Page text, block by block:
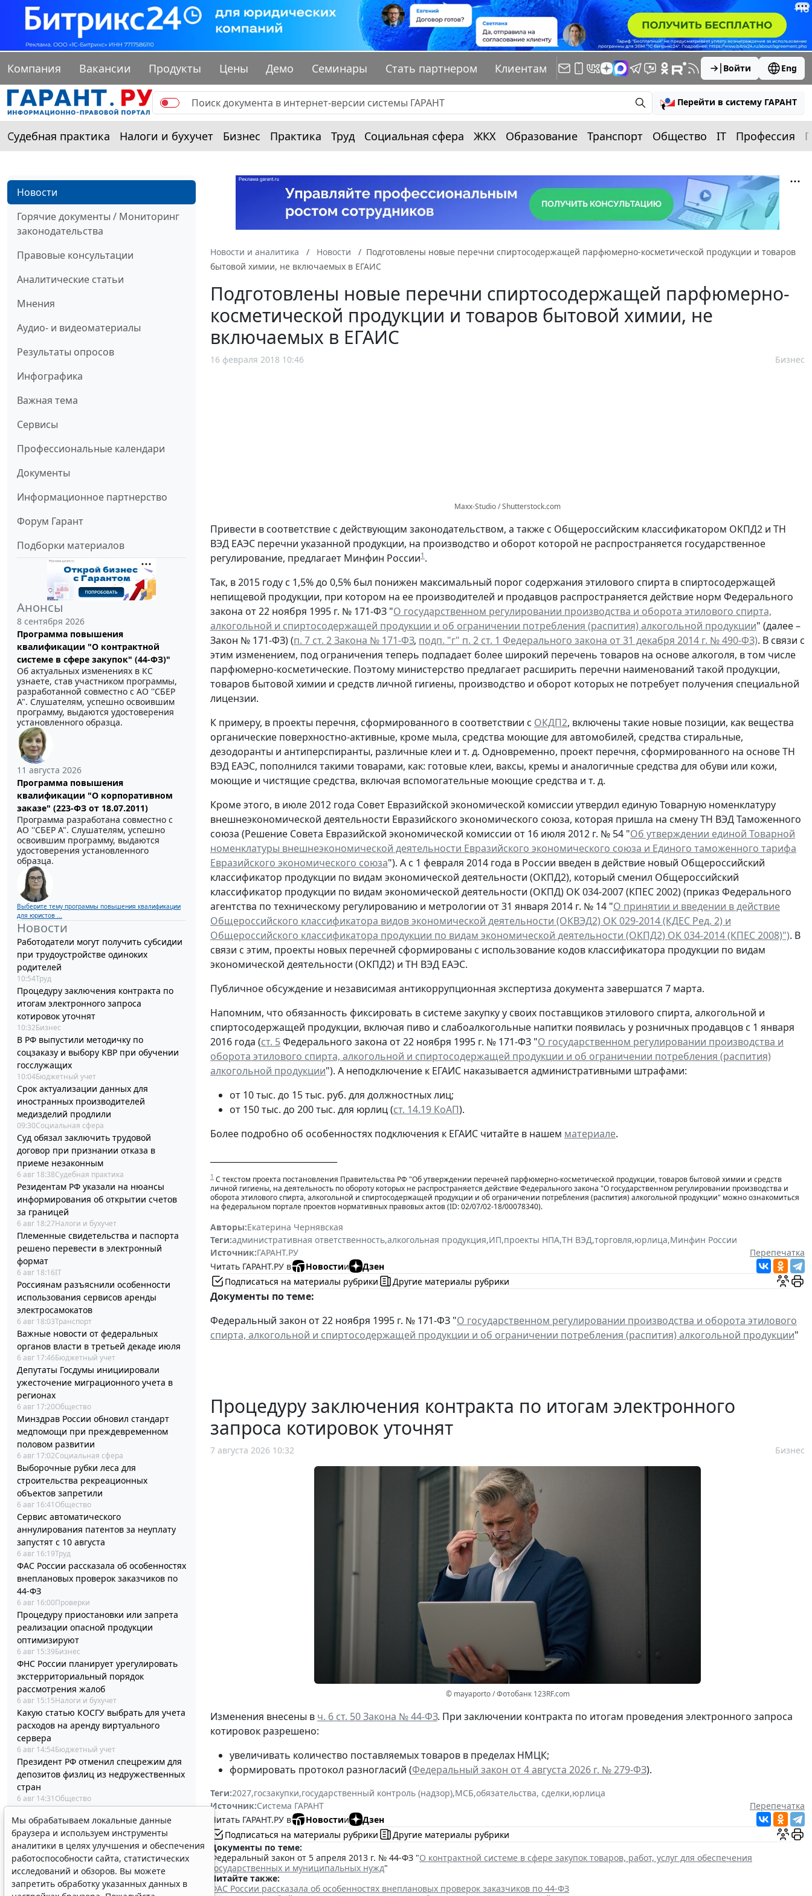
Компания Вакансии Продукты Цены Демо Семинары Стать партнером Клиентам Войти Eng
Перейти в систему ГАРАНТ
Судебная практика Налоги и бухучет Бизнес Практика Труд Социальная сфера ЖКХ Образование Транспорт Общество IT Профессия
Новости
Горячие документы / Мониторинг
законодательства
Правовые консультации
Аналитические статьи
Мнения
Аудио- и видеоматериалы
Результаты опросов
Инфографика
Важная тема
Сервисы
Профессиональные календари
Документы
Информационное партнерство
Форум Гарант
Подборки материалов
Анонсы
8 сентября 2026
Программа повышения
квалификации "О контрактной
системе в сфере закупок" (44-ФЗ)"
Об актуальных изменениях в КС
узнаете, став участником программы,
разработанной совместно с АО ''СБЕР
А". Слушателям, успешно освоившим
программу, выдаются удостоверения
установленного образца.
11 августа 2026
Программа повышения
квалификации "О корпоративном
заказе" (223-ФЗ от 18.07.2011)
Программа разработана совместно с
АО ''СБЕР А". Слушателям, успешно
освоившим программу, выдаются
удостоверения установленного
образца.
Выберите тему программы повышения квалификации
для юристов ...
Новости
Работодатели могут получить субсидии
при трудоустройстве одиноких
родителей
10:54Труд
Процедуру заключения контракта по
итогам электронного запроса
котировок уточнят
10:32Бизнес
В РФ выпустили методичку по
соцзаказу и выбору КВР при обучении
госслужащих
10:04Бюджетный учет
Срок актуализации данных для
иностранных производителей
медизделий продлили
09:30Социальная сфера
Суд обязал заключить трудовой
договор при признании отказа в
приеме незаконным
6 авг 18:38Судебная практика
Резидентам РФ указали на нюансы
информирования об открытии счетов
за границей
6 авг 18:27Налоги и бухучет
Племенные свидетельства и паспорта
решено перевести в электронный
формат
6 авг 18:16IT
Россиянам разъяснили особенности
использования сервисов аренды
электросамокатов
6 авг 18:03Транспорт
Важные новости от федеральных
органов власти в третьей декаде июля
6 авг 17:46Бюджетный учет
Депутаты Госдумы инициировали
ужесточение миграционного учета в
регионах
6 авг 17:20Общество
Минздрав России обновил стандарт
медпомощи при преждевременном
половом развитии
6 авг 17:02Социальная сфера
Выборочные рубки леса для
строительства рекреационных
объектов запретили
6 авг 16:41 Общество
Сервис автоматического
аннулирования патентов за неуплату
запустят с 10 августа
6 авг 16:19Труд
ФАС России рассказала об особенностях
внеплановых проверок заказчиков по
44-ФЗ
6 авг 16:00Проверки
Процедуру приостановки или запрета
реализации опасной продукции
оптимизируют
6 авг 15:39Бизнес
ФНС России планирует урегулировать
экстерриториальный порядок
рассмотрения жалоб
6 авг 15:15Налоги и бухучет
Какую статью КОСГУ выбрать для учета
расходов на аренду виртуального
сервера
6 авг 14:54Бюджетный учет
Президент РФ отменил спецрежим для
депозитов физлиц из недружественных
стран
6 авг 14:31 Общество
неработающему пенсионеру зависит от
облагаемого дохода
6 авг 14:07Налоги и бухучет
В РФ введут особый порядок закупок
товаров для образовательных
организаций
Новости и аналитика Новости
Подготовлены новые перечни спиртосодержащей парфюмерно-косметической продукции и товаров
бытовой химии, не включаемых в ЕГАИС
Подготовлены новые перечни спиртосодержащей парфюмерно-
косметической продукции и товаров бытовой химии, не
включаемых в ЕГАИС
16 февраля 2018 10:46 Бизнес
Maxx-Studio / Shutterstock.com
Привести в соответствие с действующим законодательством, а также с Общероссийским классификатором ОКПД2 и ТН
ВЭД ЕАЭС перечни указанной продукции, на производство и оборот которой не распространяется государственное
регулирование, предлагает Минфин России1.
Так, в 2015 году с 1,5% до 0,5% был понижен максимальный порог содержания этилового спирта в спиртосодержащей
непищевой продукции, при котором на ее производителей и продавцов распространяется действие норм Федерального
закона от 22 ноября 1995 г. № 171-ФЗ "О государственном регулировании производства и оборота этилового спирта,
алкогольной и спиртосодержащей продукции и об ограничении потребления (распития) алкогольной продукции" (далее –
Закон № 171-ФЗ) (п. 7 ст. 2 Закона № 171-ФЗ, подп. "г" п. 2 ст. 1 Федерального закона от 31 декабря 2014 г. № 490-ФЗ). В связи с
этим изменением, под ограничения теперь подпадает более широкий перечень товаров на основе алкоголя, в том числе
парфюмерно-косметические. Поэтому министерство предлагает расширить перечни наименований такой продукции,
товаров бытовой химии и средств личной гигиены, производство и оборот которых не потребует получения специальной
лицензии.
К примеру, в проекты перечня, сформированного в соответствии с ОКДП2, включены такие новые позиции, как вещества
органические поверхностно-активные, кроме мыла, средства моющие для автомобилей, средства стиральные,
дезодоранты и антиперспиранты, различные клеи и т. д. Одновременно, проект перечня, сформированного на основе ТН
ВЭД ЕАЭС, пополнился такими товарами, как: готовые клеи, ваксы, кремы и аналогичные средства для обуви или кожи,
моющие и чистящие средства, включая вспомогательные моющие средства и т. д.
Кроме этого, в июле 2012 года Совет Евразийской экономической комиссии утвердил единую Товарную номенклатуру
внешнеэкономической деятельности Евразийского экономического союза, которая пришла на смену ТН ВЭД Таможенного
союза (Решение Совета Евразийской экономической комиссии от 16 июля 2012 г. № 54 "Об утверждении единой Товарной
номенклатуры внешнеэкономической деятельности Евразийского экономического союза и Единого таможенного тарифа
Евразийского экономического союза"). А с 1 февраля 2014 года в России введен в действие новый Общероссийский
классификатор продукции по видам экономической деятельности (ОКПД2), который сменил Общероссийский
классификатор продукции по видам экономической деятельности (ОКПД) ОК 034-2007 (КПЕС 2002) (приказ Федерального
агентства по техническому регулированию и метрологии от 31 января 2014 г. № 14 "О принятии и введении в действие
Общероссийского классификатора видов экономической деятельности (ОКВЭД2) ОК 029-2014 (КДЕС Ред. 2) и
Общероссийского классификатора продукции по видам экономической деятельности (ОКПД2) ОК 034-2014 (КПЕС 2008)"). В
связи с этим, проекты новых перечней сформированы с использование кодов классификатора продукции по видам
экономической деятельности (ОКПД2) и ТН ВЭД ЕАЭС.
Публичное обсуждение и независимая антикоррупционная экспертиза документа завершатся 7 марта.
Напомним, что обязанность фиксировать в системе закупку у своих поставщиков этилового спирта, алкогольной и
спиртосодержащей продукции, включая пиво и слабоалкогольные напитки появилась у розничных продавцов с 1 января
2016 года (ст. 5Федерального закона от 22 ноября 1995 г. № 171-ФЗ "О государственном регулировании производства и
оборота этилового спирта, алкогольной и спиртосодержащей продукции и об ограничении потребления (распития)
алкогольной продукции"). А неподключение к ЕГАИС наказывается административными штрафами:
от 10 тыс. до 15 тыс. руб. для должностных лиц;
от 150 тыс. до 200 тыс. для юрлиц (ст. 14.19 КоАП).
Более подробно об особенностях подключения к ЕГАИС читайте в нашем материале.
1 С текстом проекта постановления Правительства РФ "Об утверждении перечней парфюмерно-косметической продукции, товаров бытовой химии и средств
личной гигиены, на деятельность по обороту которых не распространяется действие Федерального закона "О государственном регулировании производства и
оборота этилового спирта, алкогольной и спиртосодержащей продукции и об ограничении потребления (распития) алкогольной продукции" можно ознакомиться
на федеральном портале проектов нормативных правовых актов (ID: 02/07/02-18/00078340).
Авторы:Екатерина Чернявская
Теги:административная ответственность,алкогольная продукция,ИП,проекты НПА,ТН ВЭД,торговля,юрлица,Минфин России
Источник:ГАРАНТ.РУ
Перепечатка
Читать ГАРАНТ.РУ в
Новостии
Дзен
Подписаться на материалы рубрики
Другие материалы рубрики
Документы по теме:
Федеральный закон от 22 ноября 1995 г. № 171-ФЗ "О государственном регулировании производства и оборота этилового
спирта, алкогольной и спиртосодержащей продукции и об ограничении потребления (распития) алкогольной продукции"
Процедуру заключения контракта по итогам электронного
запроса котировок уточнят
7 августа 2026 10:32 Бизнес
© mayaporto / Фотобанк 123RF.com
Изменения внесены в ч. 6 ст. 50 Закона № 44-ФЗ. При заключении контракта по итогам проведения электронного запроса
котировок разрешено:
увеличивать количество поставляемых товаров в пределах НМЦК;
формировать протокол разногласий (Федеральный закон от 4 августа 2026 г. № 279-ФЗ).
Теги:2027,госзакупки,государственный контроль (надзор),МСБ,обязательства, сделки,юрлица
Источник:Система ГАРАНТ
Перепечатка
Читать ГАРАНТ.РУ в
Новостии
Дзен
Подписаться на материалы рубрики
Другие материалы рубрики
Документы по теме:
Федеральный закон от 5 апреля 2013 г. № 44-ФЗ "О контрактной системе в сфере закупок товаров, работ, услуг для обеспечения
государственных и муниципальных нужд"
Читайте также:
ФАС России рассказала об особенностях внеплановых проверок заказчиков по 44-ФЗ
Мы обрабатываем локальные данные
браузера и используем инструменты
аналитики в целях улучшения и обеспечения
работоспособности сайта, статистических
исследований и обзоров. Вы можете
запретить обработку указанных данных в